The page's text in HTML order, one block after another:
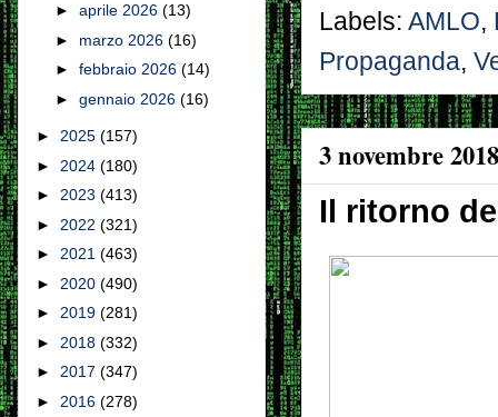
Labels: AMLO,
Propaganda,
3 novembre 2018
Il ritorno
► aprile 2026 (13)
► marzo 2026 (16)
► febbraio 2026 (14)
► gennaio 2026 (16)
► 2025 (157)
► 2024 (180)
► 2023 (413)
► 2022 (321)
► 2021 (463)
► 2020 (490)
► 2019 (281)
► 2018 (332)
► 2017 (347)
► 2016 (278)